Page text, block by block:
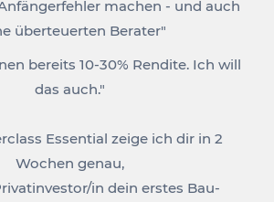
machen - und auch
überteuerten Berater"
bereits 10-30% Rendite. Ich will
das auch."
Essential zeige ich dir in 2
Wochen genau,
in dein erstes Bau-